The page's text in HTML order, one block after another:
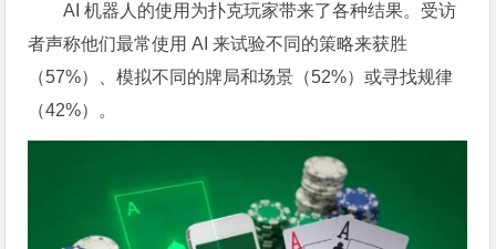
AI 机器人的使用为扑克玩家带来了各种结果。受访
者声称他们最常使用 AI 来试验不同的策略来获胜
（57%）、模拟不同的牌局和场景（52%）或寻找规律
（42%）。